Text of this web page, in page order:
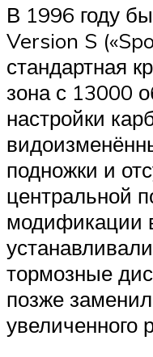
В 1996 году
Version S
стандартная
зона с 13000
настройки
подножки и
центральной
модификации
тормозные
позже
увеличенного